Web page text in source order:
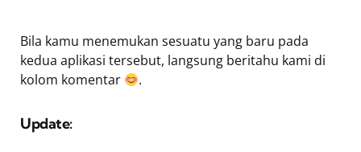
Bila kamu menemukan sesuatu yang baru pada
kedua aplikasi tersebut, langsung beritahu kami di
kolom komentar
.
Update: